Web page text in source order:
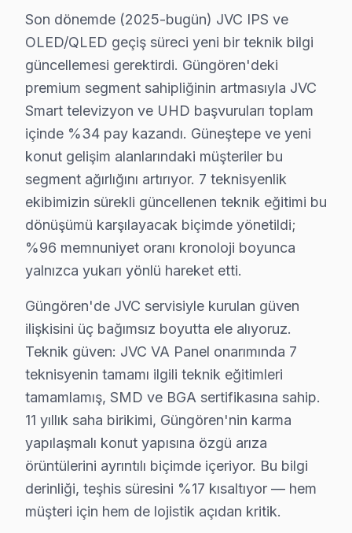
Güngören'de JVC ekran tamir maliyetini merak
Güngören arıza türüne göre teknik müdahale
• T-Con kartı değişimi: ₺350 – ₺900
• Anakart tamiri/değişimi: ₺500 – ₺1.800
• Kapasitör değişimi (anakart): ₺250 – ₺600
• Ses kartı/hoparlör tamiri: ₺300 – ₺700
• Panel (ekran) değişimi: ₺1.500 – ₺8.000 (boyut ve
• Yazılım güncelleme ve hata giderme: ₺200 – ₺500
• LED backlight tamiri: ₺500 – ₺2.000
• Güç kartı (power board) tamiri: ₺400 – ₺1.200
• Arıza tespiti (teşhis)
• İşçilik maliyeti
• 2 yıl garanti (parça + işçilik)
• Sigortalı taşıma (gerekirse)
Güngören'da JVC televizyon ünitesi için fiyat almak:
Güngören'da JVC Servis Güvencesi – İşçilik
JVC TV Servis Garanti Belgesi – Yazılı ve İmzalı Güvence
Güngören'da JVC akıllı TV tamiri yaptıranlar için
Son dönemde (2025-bugün) JVC IPS ve
OLED/QLED geçiş süreci yeni bir teknik bilgi
güncellemesi gerektirdi. Güngören'deki
premium segment sahipliğinin artmasıyla JVC
Smart televizyon ve UHD başvuruları toplam
içinde %34 pay kazandı. Güneştepe ve yeni
konut gelişim alanlarındaki müşteriler bu
segment ağırlığını artırıyor. 7 teknisyenlik
ekibimizin sürekli güncellenen teknik eğitimi bu
dönüşümü karşılayacak biçimde yönetildi;
%96 memnuniyet oranı kronoloji boyunca
yalnızca yukarı yönlü hareket etti.
Güngören'de JVC servisiyle kurulan güven
ilişkisini üç bağımsız boyutta ele alıyoruz.
Teknik güven: JVC VA Panel onarımında 7
teknisyenin tamamı ilgili teknik eğitimleri
tamamlamış, SMD ve BGA sertifikasına sahip.
11 yıllık saha birikimi, Güngören'nin karma
yapılaşmalı konut yapısına özgü arıza
örüntülerini ayrıntılı biçimde içeriyor. Bu bilgi
derinliği, teşhis süresini %17 kısaltıyor — hem
müşteri için hem de lojistik açıdan kritik.